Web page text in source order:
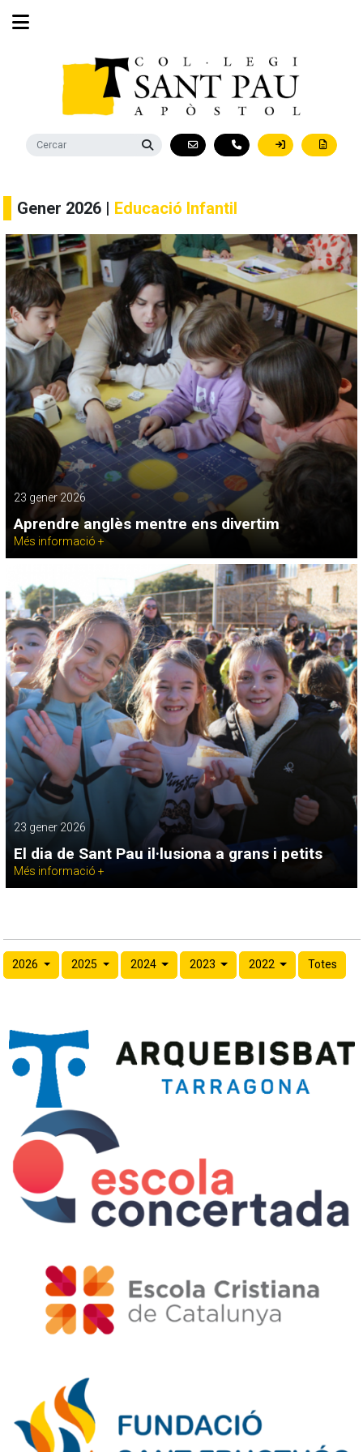
Gener 2026 | Educació Infantil
23 gener 2026
Aprendre anglès mentre ens divertim
Més informació +
23 gener 2026
El dia de Sant Pau il·lusiona a grans i petits
Més informació +
2026 2025 2024 2023 2022 Totes